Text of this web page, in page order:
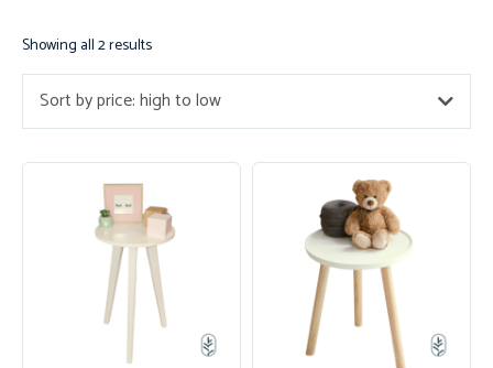
Showing all 2 results
Sort by price: high to low